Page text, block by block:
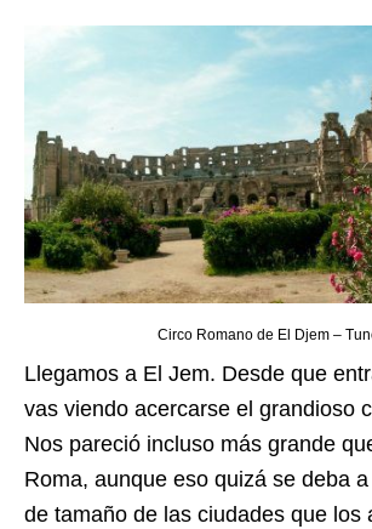
Circo Romano de El Djem –
Llegamos a El Jem. Desde que
vas viendo acercarse el grandioso
Nos pareció incluso más grande
Roma, aunque eso quizá se deba
de tamaño de las ciudades que los